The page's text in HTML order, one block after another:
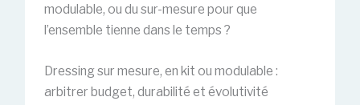
modulable, ou du sur-mesure pour que
l’ensemble tienne dans le temps ?
Dressing sur mesure, en kit ou modulable :
arbitrer budget, durabilité et évolutivité